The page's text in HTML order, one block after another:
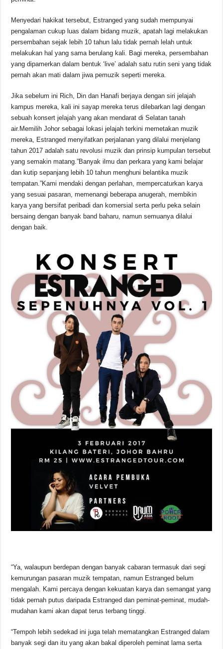
o
k
p
k
Menyedari hakikat tersebut, Estranged yang sudah mempunyai
pengalaman cukup luas dalam bidang muzik, apatah lagi melakukan
persembahan sejak lebih 10 tahun lalu tidak pernah lelah untuk
melakukan hal yang sama berulang kali. Bagi mereka, persembahan
yang dipamerkan dalam bentuk ‘live’ adalah satu rutin seni yang tidak
pernah akan mati dalam jiwa pemuzik seperti mereka.
Jika sebelum ini Rich, Din dan Hanafi berjaya dengan siri jelajah
kampus mereka, kali ini sayap mereka terus dilebarkan lagi dengan
sebuah konsert jelajah yang akan mendarat di Selatan tanah
air.Memilih Johor sebagai lokasi jelajah terkini memetakan muzik
mereka, Estranged menyifatkan perjalanan yang dilalui menjelang
tahun 2017 adalah satu revolusi muzik dan prinsip kumpulan tersebut
yang semakin matang.”Banyak ilmu dan perkara yang kami belajar
dan kutip sepanjang lebih 10 tahun menghuni belantika muzik
tempatan.”Kami mendaki dengan perlahan, mempercaturkan karya
yang sesuai pasaran, memenangi beberapa anugerah, membikin
karya yang bersifat peribadi dan komersial serta perlu peka selain
bersaing dengan banyak band baharu, namun semuanya dilalui
dengan baik.
“Ya, walaupun berdepan dengan banyak cabaran termasuk dari segi
kemurungan pasaran muzik tempatan, namun Estranged belum
mengalah. Kami percaya dengan kekuatan karya dan semangat yang
tidak pernah putus daripada Estranged dan peminat-peminat, mudah-
mudahan kami akan dapat terus terbang tinggi.
“Tempoh lebih sedekad ini juga telah mematangkan Estranged dalam
banyak segi dan itu yang akan bakal diperoleh peminat lama serta